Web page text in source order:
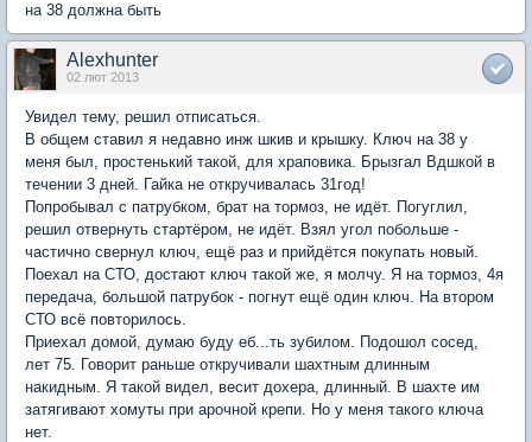
на 38 должна быть
Alexhunter
02 лют 2013
Увидел тему, решил отписаться.
В общем ставил я недавно инж шкив и крышку. Ключ на 38 у
меня был, простенький такой, для храповика. Брызгал Вдшкой в
течении 3 дней. Гайка не откручивалась 31год!
Попробывал с патрубком, брат на тормоз, не идёт. Погуглил,
решил отвернуть стартёром, не идёт. Взял угол побольше -
частично свернул ключ, ещё раз и прийдётся покупать новый.
Поехал на СТО, достают ключ такой же, я молчу. Я на тормоз, 4я
передача, большой патрубок - погнут ещё один ключ. На втором
СТО всё повторилось.
Приехал домой, думаю буду еб...ть зубилом. Подошол сосед,
лет 75. Говорит раньше откручивали шахтным длинным
накидным. Я такой видел, весит дохера, длинный. В шахте им
затягивают хомуты при арочной крепи. Но у меня такого ключа
нет.